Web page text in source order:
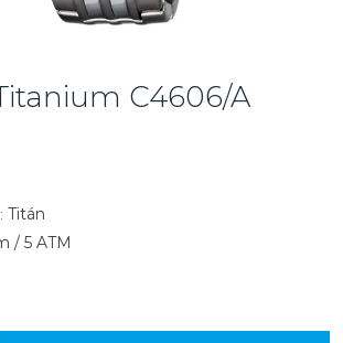
C4606/A
Titán
/ 5 ATM